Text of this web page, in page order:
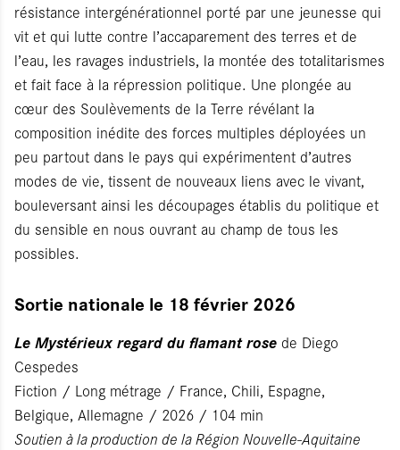
résistance intergénérationnel porté par une jeunesse qui
vit et qui lutte contre l’accaparement des terres et de
l’eau, les ravages industriels, la montée des totalitarismes
et fait face à la répression politique. Une plongée au
cœur des Soulèvements de la Terre révélant la
composition inédite des forces multiples déployées un
peu partout dans le pays qui expérimentent d’autres
modes de vie, tissent de nouveaux liens avec le vivant,
bouleversant ainsi les découpages établis du politique et
du sensible en nous ouvrant au champ de tous les
possibles.
Sortie nationale le 18 février 2026
Le Mystérieux regard du flamant rose de Diego
Cespedes
Fiction / Long métrage / France, Chili, Espagne,
Belgique, Allemagne / 2026 / 104 min
Soutien à la production de la Région Nouvelle-Aquitaine